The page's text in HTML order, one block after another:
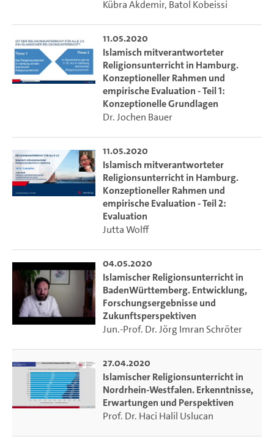
Kübra Akdemir, Batol Kobeissi
11.05.2020
Islamisch mitverantworteter
Religionsunterricht in Hamburg.
Konzeptioneller Rahmen und
empirische Evaluation - Teil 1:
Konzeptionelle Grundlagen
Dr. Jochen Bauer
11.05.2020
Islamisch mitverantworteter
Religionsunterricht in Hamburg.
Konzeptioneller Rahmen und
empirische Evaluation - Teil 2:
Evaluation
Jutta Wolff
04.05.2020
Islamischer Religionsunterricht in
BadenWürttemberg. Entwicklung,
Forschungsergebnisse und
Zukunftsperspektiven
Jun.-Prof. Dr. Jörg Imran Schröter
27.04.2020
Islamischer Religionsunterricht in
Nordrhein-Westfalen. Erkenntnisse,
Erwartungen und Perspektiven
Prof. Dr. Haci Halil Uslucan